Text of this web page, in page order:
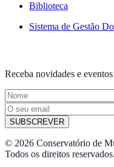
Biblioteca
Sistema de Gestão
Receba novidades e
SUBSCREVER
© 2026 Conservatório de
Todos os direitos reservados.